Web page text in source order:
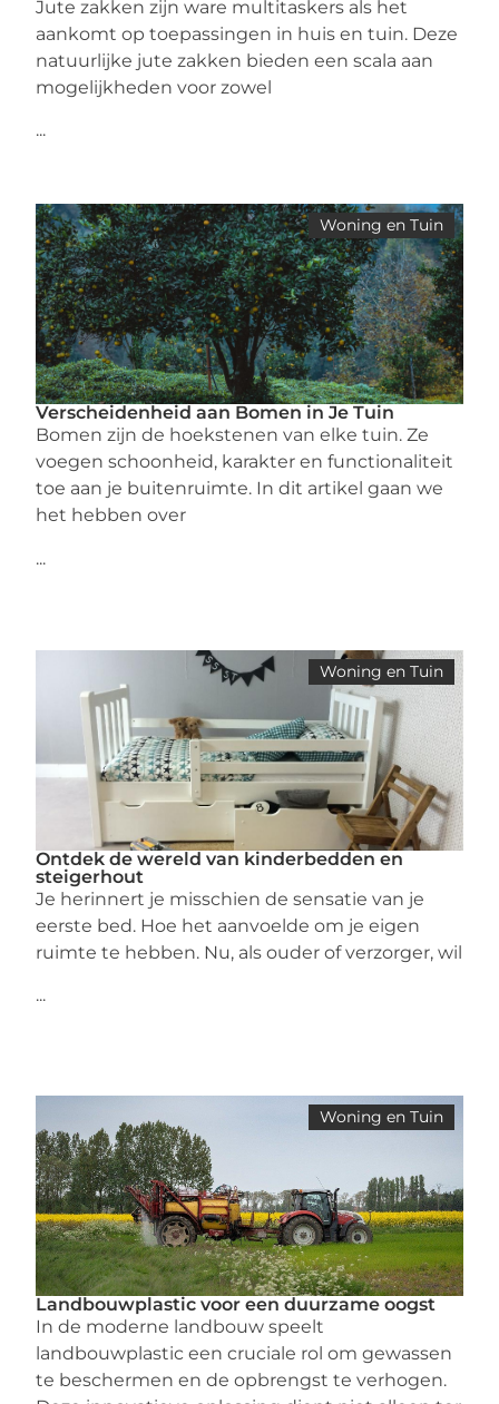
Jute zakken zijn ware multitaskers als het
aankomt op toepassingen in huis en tuin. Deze
natuurlijke jute zakken bieden een scala aan
mogelijkheden voor zowel
...
Woning en Tuin
Verscheidenheid aan Bomen in Je Tuin
Bomen zijn de hoekstenen van elke tuin. Ze
voegen schoonheid, karakter en functionaliteit
toe aan je buitenruimte. In dit artikel gaan we
het hebben over
...
Woning en Tuin
Ontdek de wereld van kinderbedden en
steigerhout
Je herinnert je misschien de sensatie van je
eerste bed. Hoe het aanvoelde om je eigen
ruimte te hebben. Nu, als ouder of verzorger, wil
...
Woning en Tuin
Landbouwplastic voor een duurzame oogst
In de moderne landbouw speelt
landbouwplastic een cruciale rol om gewassen
te beschermen en de opbrengst te verhogen.